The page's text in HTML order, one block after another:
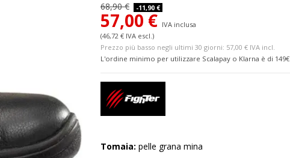
68,90 € -11,90 €
57,00 € IVA inclusa
(46,72 € IVA escl.)
Prezzo più basso negli ultimi 30 giorni: 57,00 € IVA incl.
L'ordine minimo per utilizzare Scalapay o Klarna è di 149€
Tomaia: pelle grana mina